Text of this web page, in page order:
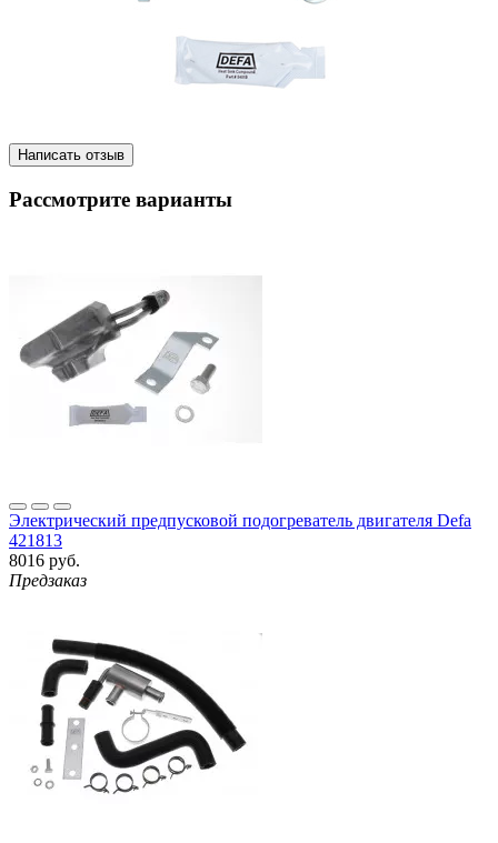
Написать отзыв
Рассмотрите варианты
Электрический предпусковой подогреватель двигателя Defa
421813
8016 руб.
Предзаказ